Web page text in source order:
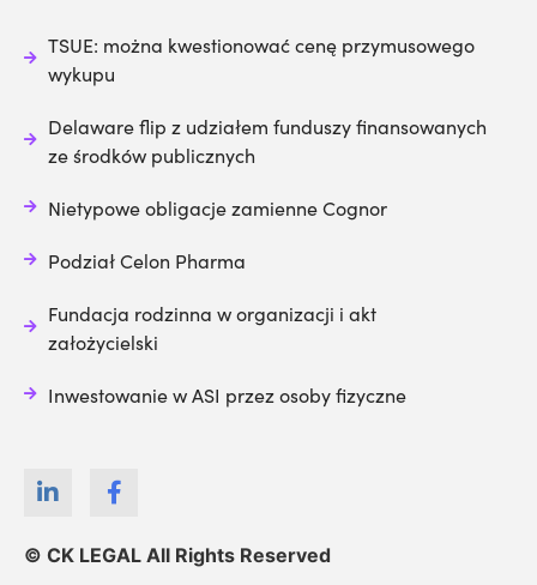
© CK LEGAL All Rights Reserved
TSUE: można kwestionować cenę przymusowego
wykupu
Delaware flip z udziałem funduszy finansowanych
ze środków publicznych
Nietypowe obligacje zamienne Cognor
Podział Celon Pharma
Fundacja rodzinna w organizacji i akt
założycielski
Inwestowanie w ASI przez osoby fizyczne